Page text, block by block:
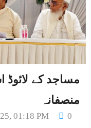
مساجد کے لائوڈ
منصفانہ
01:18 PM 0